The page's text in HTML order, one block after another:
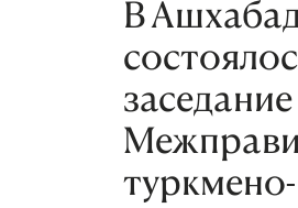
В
заседание
туркмено-